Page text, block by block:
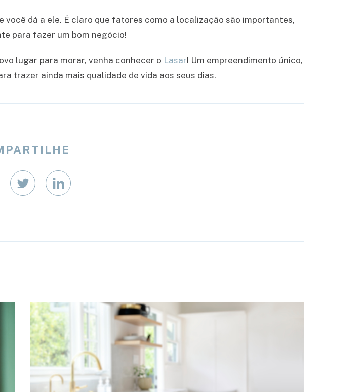
dá a ele. É claro que fatores como a localização são importantes,
para fazer um bom negócio!
lugar para morar, venha conhecer o Lasar! Um empreendimento único,
trazer ainda mais qualidade de vida aos seus dias.